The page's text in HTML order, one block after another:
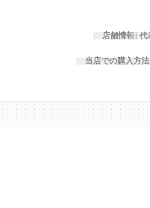
店舗情報 代
当店での購入方